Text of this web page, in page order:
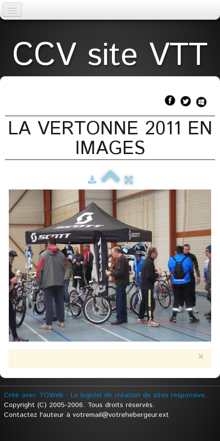
AGENDA
La Vertonne
Météo
Liens
licences
Page 2
CCV site VTT
LA VERTONNE 2011 EN
IMAGES
×
Créé avec TOWeb - Le logiciel de création de sites responsive.
Copyright (C) 2005-2006. Tous droits réservés.
Contactez l'auteur à votremail@votrehebergeur.ext